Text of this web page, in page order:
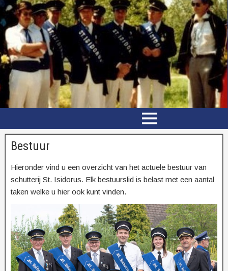
Bestuur
Hieronder vind u een overzicht van het actuele bestuur van
schutterij St. Isidorus. Elk bestuurslid is belast met een aantal
taken welke u hier ook kunt vinden.